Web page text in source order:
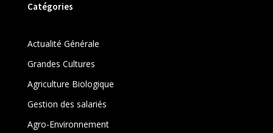
Catégories
Actualité Générale
Grandes Cultures
Agriculture Biologique
Gestion des salariés
Agro-Environnement